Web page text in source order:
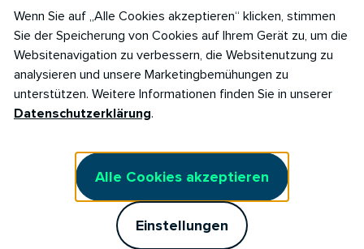
Copyright © 2026
RABOT Energy DE GmbH
Hopfenmarkt 33,
Wenn Sie auf „Alle Cookies akzeptieren“ klicken, stimmen
Sie der Speicherung von Cookies auf Ihrem Gerät zu, um die
Websitenavigation zu verbessern, die Websitenutzung zu
analysieren und unsere Marketingbemühungen zu
unterstützen. Weitere Informationen finden Sie in unserer
Datenschutzerklärung.
Alle Cookies akzeptieren
Einstellungen